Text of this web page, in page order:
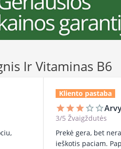
Ir Vitaminas B6
Kliento pastaba
star star star star_border star_border
3/5 Žvaigždutės
Prekė gera, bet
ieškotis paciam.